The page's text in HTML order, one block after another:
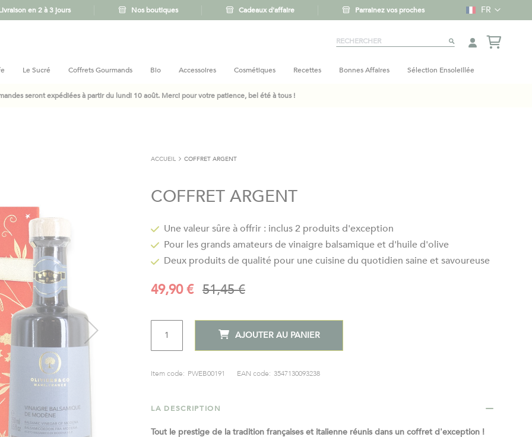
en 2 à 3 jours Nos boutiques Cadeaux d'affaire Parrainez vos proches LangueFR
Le Sucré Coffrets Gourmands Bio Accessoires Cosmétiques Recettes Bonnes Affaires Sélection Ensoleillée
seront expédiées à partir du lundi 10 août. Merci pour votre patience, bel été à tous !
ACCUEIL COFFRET ARGENT
COFFRET ARGENT
Une valeur sûre à offrir : inclus 2 produits d'exception
Pour les grands amateurs de vinaigre balsamique et d'huile d'olive
Deux produits de qualité pour une cuisine du quotidien saine et savoureuse
Prix
49,90 € Prix
51,45 €
QTÉ
AJOUTER AU PANIER
Item code: PWEB00191 EAN code: 3547130093238
LA DESCRIPTION
Tout le prestige de la tradition françaises et italienne réunis dans un coffret d'exception !